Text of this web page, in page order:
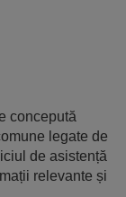
concepută
legate de
de asistență
relevante și